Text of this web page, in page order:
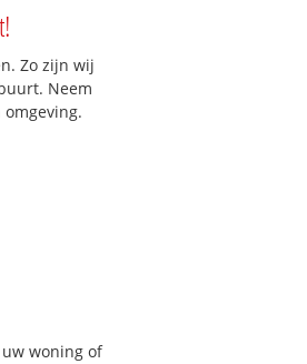
Zo zijn wij
Neem
woning of